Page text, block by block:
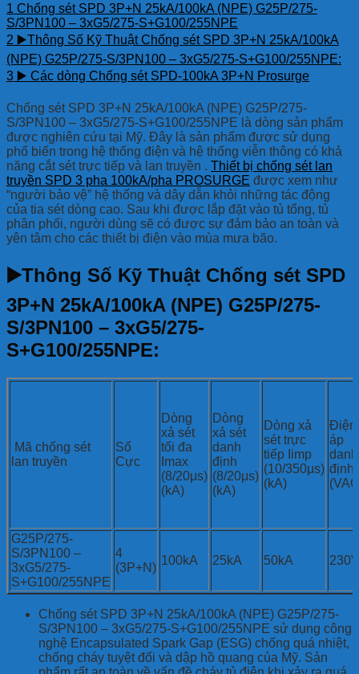
1 Chống sét SPD 3P+N 25kA/100kA (NPE) G25P/275-
S/3PN100 – 3xG5/275-S+G100/255NPE
2 ▶️Thông Số Kỹ Thuật Chống sét SPD 3P+N 25kA/100kA
(NPE) G25P/275-S/3PN100 – 3xG5/275-S+G100/255NPE:
3 ▶️ Các dòng Chống sét SPD-100kA 3P+N Prosurge
Chống sét SPD 3P+N 25kA/100kA (NPE) G25P/275-
S/3PN100 – 3xG5/275-S+G100/255NPE là dòng sản phẩm
được nghiên cứu tại Mỹ. Đây là sản phẩm được sử dụng
phổ biến trong hệ thống điện và hệ thống viễn thông có khả
năng cắt sét trực tiếp và lan truyền . Thiết bị chống sét lan
truyền SPD 3 pha 100kA/pha PROSURGE được xem như
“người bảo vệ” hệ thống và dây dẫn khỏi những tác động
của tia sét dòng cao. Sau khi được lắp đặt vào tủ tổng, tủ
phân phối, người dùng sẽ có được sự đảm bảo an toàn và
yên tâm cho các thiết bị điện vào mùa mưa bão.
▶️Thông Số Kỹ Thuật Chống sét SPD
3P+N 25kA/100kA (NPE) G25P/275-
S/3PN100 – 3xG5/275-
S+G100/255NPE:
Mã chống sét
lan truyền
Số
Cực
Dòng
xả sét
tối đa
Imax
(8/20μs)
(kA)
Dòng
xả sét
danh
định
(8/20μs)
(kA)
Dòng xả
sét trực
tiếp Iimp
(10/350μs)
(kA)
Điện
áp
danh
định
G25P/275-
S/3PN100 –
3xG5/275-
S+G100/255NPE
4
(3P+N)
100kA 25kA 50kA 230V
Chống sét SPD 3P+N 25kA/100kA (NPE) G25P/275-
S/3PN100 – 3xG5/275-S+G100/255NPE sử dụng công
nghệ Encapsulated Spark Gap (ESG) chống quá nhiệt,
chống cháy tuyệt đối và dập hồ quang của Mỹ. Sản